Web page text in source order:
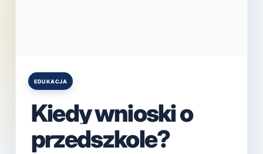
Posted
EDUKACJA
Kiedy wnioski o
przedszkole?